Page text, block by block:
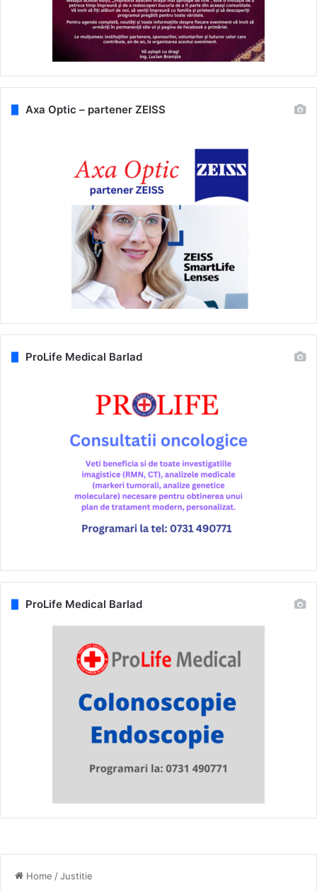
Home /Justitie
Axa Optic – partener ZEISS
ProLife Medical Barlad
ProLife Medical Barlad